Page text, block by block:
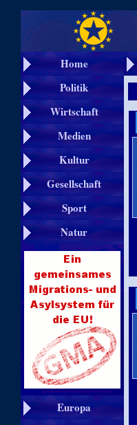
Home
Politik
Wirtschaft
Medien
Kultur
Gesellschaft
Sport
Natur
Europa